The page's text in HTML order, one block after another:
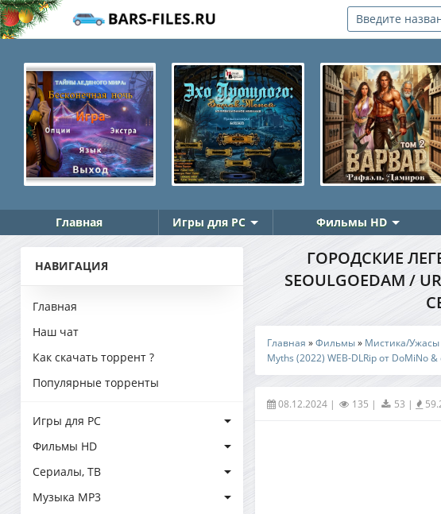
Главная Игры для PC Фильмы HD
НАВИГАЦИЯ
Главная
Наш чат
Как скачать торрент ?
Популярные торренты
Игры для PC
Фильмы HD
Сериалы, ТВ
Музыка MP3
ГОРОДСКИЕ
SEOULGOEDAM /
Главная »Фильмы» Мистика/Ужасы
Myths (2022) WEB-DLRip от DoMiNo
08.12.2024 | 135 | 53 |